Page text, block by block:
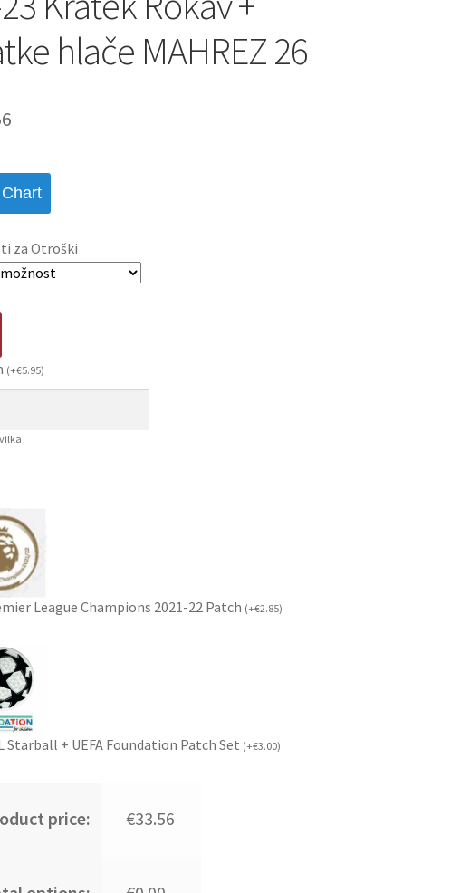
hlače MAHREZ 26
za Otroški
(+€5.95)
League Champions 2021-22 Patch (+€2.85)
Starball + UEFA Foundation Patch Set (+€3.00)
price: €33.56